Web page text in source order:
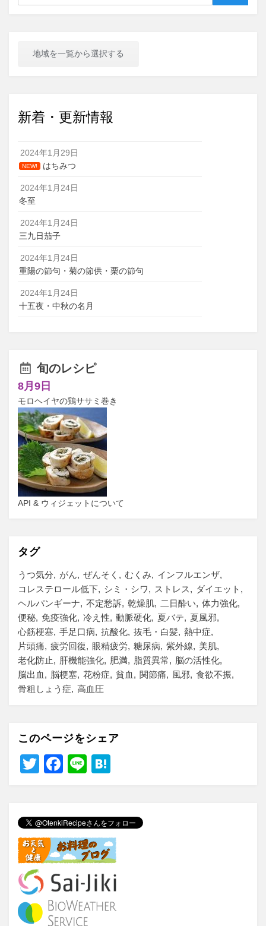
地域を一覧から選択する
新着・更新情報
2024年1月29日
NEW! はちみつ
2024年1月24日
冬至
2024年1月24日
三九日茄子
2024年1月24日
重陽の節句・菊の節供・栗の節句
2024年1月24日
十五夜・中秋の名月
旬のレシピ
8月9日
モロヘイヤの鶏ササミ巻き
API & ウィジェットについて
タグ
うつ気分 がん ぜんそく むくみ
インフルエンザ
コレステロール低下
シミ・シワ ストレス
ダイエット
ヘルパンギーナ
不定愁訴 乾燥肌 二日酔い
体力強化
便秘 免疫強化 冷え性 動脈硬化 夏バテ
夏風邪
心筋梗塞 手足口病 抗酸化 抜毛・白髪 熱中症
片頭痛
疲労回復 眼精疲労 糖尿病 紫外線
美肌
老化防止
肝機能強化 肥満 脂質異常
脳の活性化
脳出血
脳梗塞 花粉症 貧血 関節痛 風邪 食欲不振
骨粗しょう症
高血圧
このページをシェア
T
er
F
e
b
o
o
k
Li
n
a